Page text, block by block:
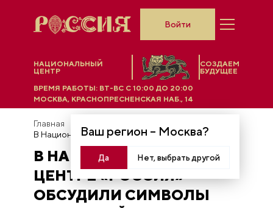
НАЦИОНАЛЬНЫЙ
ЦЕНТР
СОЗДАЕМ
БУДУЩЕЕ
Ваш регион – Москва?
Да Нет, выбрать другой
ВРЕМЯ РАБОТЫ: ВТ-ВС C 10:00 ДО 20:00
МОСКВА, КРАСНОПРЕСНЕНСКАЯ НАБ., 14
Войти
Главная
В НАЦИОНАЛЬНОМ
ЦЕНТРЕ «РОССИЯ»
ОБСУДИЛИ СИМВОЛЫ